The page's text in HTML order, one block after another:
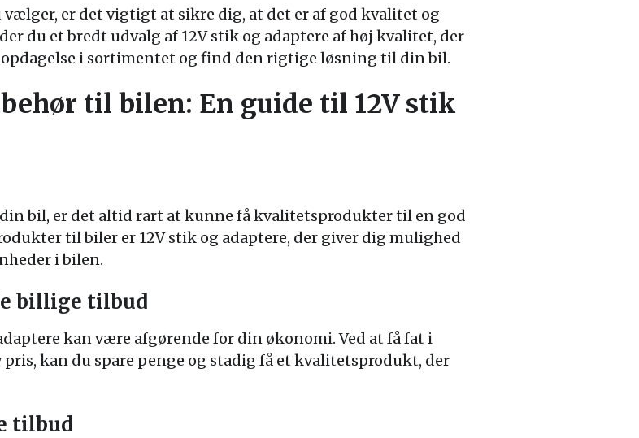
er det vigtigt at sikre dig, at det er af god kvalitet og
du et bredt udvalg af 12V stik og adaptere af høj kvalitet, der
i sortimentet og find den rigtige løsning til din bil.
til bilen: En guide til 12V stik
bil, er det altid rart at kunne få kvalitetsprodukter til en god
til biler er 12V stik og adaptere, der giver dig mulighed
i bilen.
billige tilbud
kan være afgørende for din økonomi. Ved at få fat i
kan du spare penge og stadig få et kvalitetsprodukt, der
tilbud